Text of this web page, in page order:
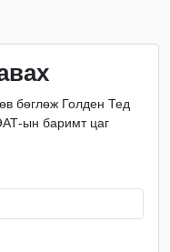
бөглөж Голден Тед
ын баримт цаг